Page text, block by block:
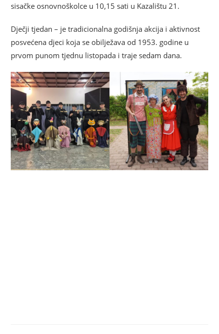
sisačke osnovnoškolce u 10,15 sati u Kazalištu 21.
Dječji tjedan – je tradicionalna godišnja akcija i aktivnost
posvećena djeci koja se obilježava od 1953. godine u
prvom punom tjednu listopada i traje sedam dana.